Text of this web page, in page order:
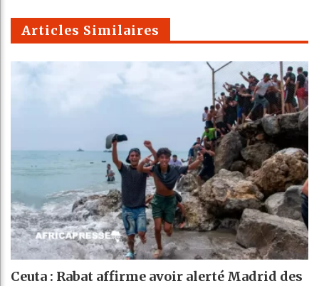
m
Articles Similaires
Ceuta : Rabat affirme avoir alerté Madrid des